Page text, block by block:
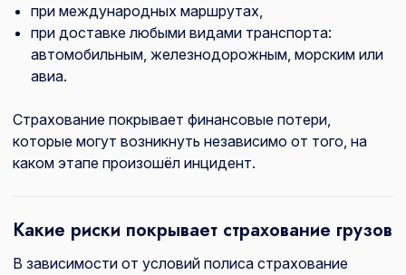
при международных маршрутах,
при доставке любыми видами транспорта:
автомобильным, железнодорожным, морским или
авиа.
Страхование покрывает финансовые потери,
которые могут возникнуть независимо от того, на
каком этапе произошёл инцидент.
Какие риски покрывает страхование грузов
В зависимости от условий полиса страхование